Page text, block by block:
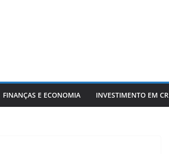
FINANÇAS E ECONOMIA INVESTIMENTO EM